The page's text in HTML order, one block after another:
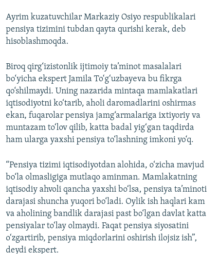
Ayrim kuzatuvchilar Markaziy Osiyo respublikalari
pensiya tizimini tubdan qayta qurishi kerak, deb
hisoblashmoqda.
Biroq qirg‘izistonlik ijtimoiy ta’minot masalalari
bo‘yicha ekspert Jamila To‘g‘uzbayeva bu fikrga
qo‘shilmaydi. Uning nazarida mintaqa mamlakatlari
iqtisodiyotni ko‘tarib, aholi daromadlarini oshirmas
ekan, fuqarolar pensiya jamg‘armalariga ixtiyoriy va
muntazam to‘lov qilib, katta badal yig‘gan taqdirda
ham ularga yaxshi pensiya to‘lashning imkoni yo‘q.
“Pensiya tizimi iqtisodiyotdan alohida, o‘zicha mavjud
bo‘la olmasligiga mutlaqo aminman. Mamlakatning
iqtisodiy ahvoli qancha yaxshi bo‘lsa, pensiya ta’minoti
darajasi shuncha yuqori bo‘ladi. Oylik ish haqlari kam
va aholining bandlik darajasi past bo‘lgan davlat katta
pensiyalar to‘lay olmaydi. Faqat pensiya siyosatini
o‘zgartirib, pensiya miqdorlarini oshirish ilojsiz ish”,
deydi ekspert.